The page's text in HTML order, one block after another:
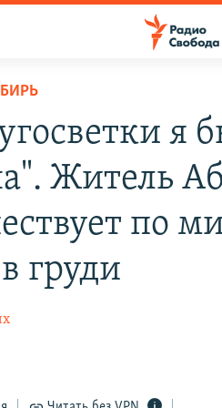
я
Житель
по
груди